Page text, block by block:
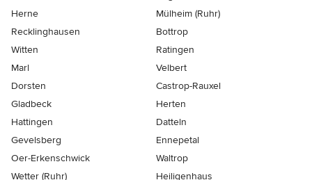
Herne
Mülheim (Ruhr)
Recklinghausen
Bottrop
Witten
Ratingen
Marl
Velbert
Dorsten
Castrop-Rauxel
Gladbeck
Herten
Hattingen
Datteln
Gevelsberg
Ennepetal
Oer-Erkenschwick
Waltrop
Wetter (Ruhr)
Heiligenhaus